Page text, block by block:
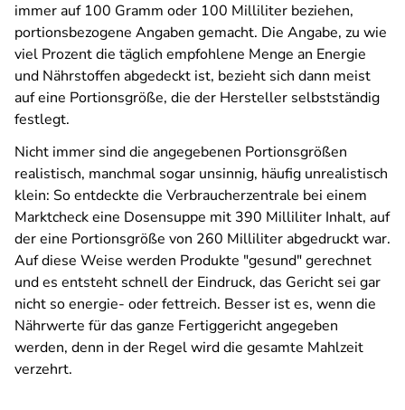
immer auf 100 Gramm oder 100 Milliliter beziehen,
portionsbezogene Angaben gemacht. Die Angabe, zu wie
viel Prozent die täglich empfohlene Menge an Energie
und Nährstoffen abgedeckt ist, bezieht sich dann meist
auf eine Portionsgröße, die der Hersteller selbstständig
festlegt.
Nicht immer sind die angegebenen Portionsgrößen
realistisch, manchmal sogar unsinnig, häufig unrealistisch
klein: So entdeckte die Verbraucherzentrale bei einem
Marktcheck eine Dosensuppe mit 390 Milliliter Inhalt, auf
der eine Portionsgröße von 260 Milliliter abgedruckt war.
Auf diese Weise werden Produkte "gesund" gerechnet
und es entsteht schnell der Eindruck, das Gericht sei gar
nicht so energie- oder fettreich. Besser ist es, wenn die
Nährwerte für das ganze Fertiggericht angegeben
werden, denn in der Regel wird die gesamte Mahlzeit
verzehrt.